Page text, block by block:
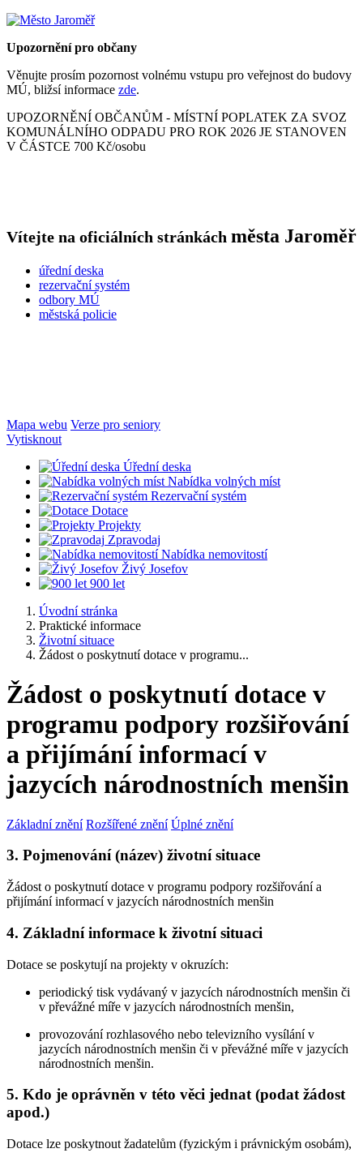
Upozornění pro občany
Věnujte prosím pozornost volnému vstupu pro veřejnost do budovy
MÚ, bližsí informace zde.
UPOZORNĚNÍ OBČANŮM - MÍSTNÍ POPLATEK ZA SVOZ
KOMUNÁLNÍHO ODPADU PRO ROK 2026 JE STANOVEN
V ČÁSTCE 700 Kč/osobu
Vítejte na oficiálních stránkách města Jaroměř
úřední deska
rezervační systém
odbory MÚ
městská policie
Mapa webu Verze pro seniory
Vytisknout
Úřední deska
Nabídka volných míst
Rezervační systém
Dotace
Projekty
Zpravodaj
Nabídka nemovitostí
Živý Josefov
900 let
Úvodní stránka
Praktické informace
Životní situace
Žádost o poskytnutí dotace v programu...
Žádost o poskytnutí dotace v
programu podpory rozšiřování
a přijímání informací v
jazycích národnostních menšin
Základní znění Rozšířené znění Úplné znění
3. Pojmenování (název) životní situace
Žádost o poskytnutí dotace v programu podpory rozšiřování a
přijímání informací v jazycích národnostních menšin
4. Základní informace k životní situaci
Dotace se poskytují na projekty v okruzích:
periodický tisk vydávaný v jazycích národnostních menšin či
v převážné míře v jazycích národnostních menšin,
provozování rozhlasového nebo televizního vysílání v
jazycích národnostních menšin či v převážné míře v jazycích
národnostních menšin.
5. Kdo je oprávněn v této věci jednat (podat žádost
apod.)
Dotace lze poskytnout žadatelům (fyzickým i právnickým osobám),